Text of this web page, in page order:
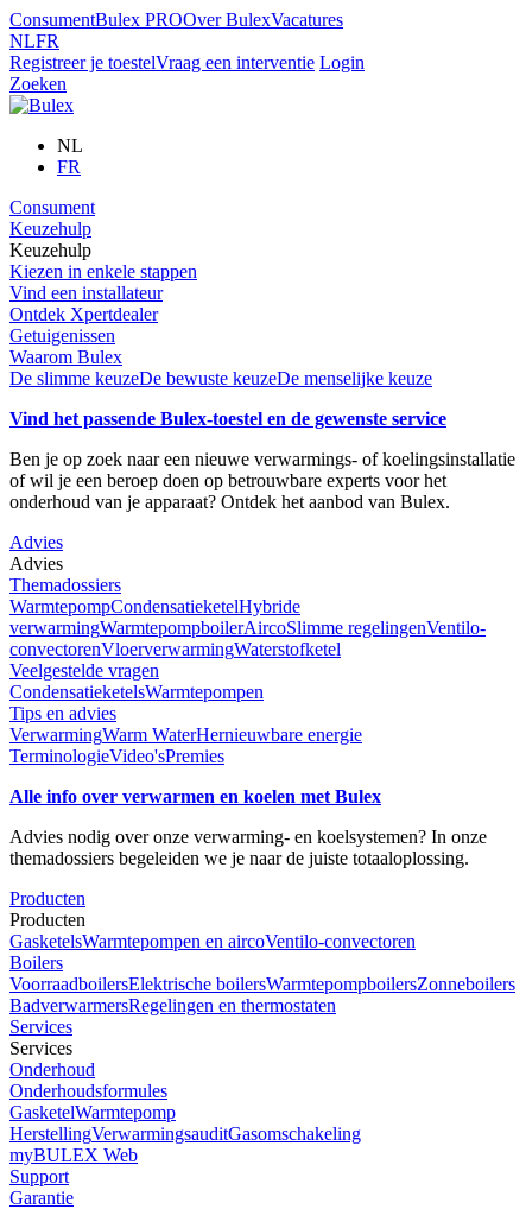
ConsumentBulex PROOver BulexVacatures
NLFR
Registreer je toestelVraag een interventie Login
Zoeken
NL
FR
Consument
Keuzehulp
Keuzehulp
Kiezen in enkele stappen
Vind een installateur
Ontdek Xpertdealer
Getuigenissen
Waarom Bulex
De slimme keuzeDe bewuste keuzeDe menselijke keuze
Vind het passende Bulex-toestel en de gewenste service
Ben je op zoek naar een nieuwe verwarmings- of koelingsinstallatie
of wil je een beroep doen op betrouwbare experts voor het
onderhoud van je apparaat? Ontdek het aanbod van Bulex.
Advies
Advies
Themadossiers
WarmtepompCondensatieketelHybride
verwarmingWarmtepompboilerAircoSlimme regelingenVentilo-
convectorenVloerverwarmingWaterstofketel
Veelgestelde vragen
CondensatieketelsWarmtepompen
Tips en advies
VerwarmingWarm WaterHernieuwbare energie
TerminologieVideo'sPremies
Alle info over verwarmen en koelen met Bulex
Advies nodig over onze verwarming- en koelsystemen? In onze
themadossiers begeleiden we je naar de juiste totaaloplossing.
Producten
Producten
GasketelsWarmtepompen en aircoVentilo-convectoren
Boilers
VoorraadboilersElektrische boilersWarmtepompboilersZonneboilers
BadverwarmersRegelingen en thermostaten
Services
Services
Onderhoud
Onderhoudsformules
GasketelWarmtepomp
HerstellingVerwarmingsauditGasomschakeling
myBULEX Web
Support
Garantie